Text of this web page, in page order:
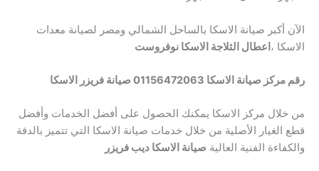
الآن أكبر صيانة الاسكا بالساحل الشمالي ومصر لصيانة معدات
الاسكا ، اعطال الثلاجة الاسكا نوفروست
رقم مركز صيانة الاسكا 01156472063 صيانة فريزر الاسكا
من خلال مركز الاسكا يمكنك الحصول على أفضل الخدمات وأفضل
قطع الغيار الأصلية من خلال خدمات صيانة الاسكا التي تتميز بالدقة
والكفاءة الفنية العالية صيانة الاسكا ديب فريزر